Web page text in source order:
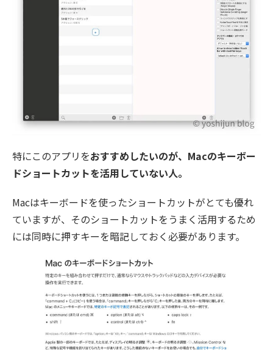
特にこのアプリをおすすめしたいのが、Macのキーボー
ドショートカットを活用していない人。
Macはキーボードを使ったショートカットがとても優れ
ていますが、そのショートカットをうまく活用するため
には同時に押すキーを暗記しておく必要があります。